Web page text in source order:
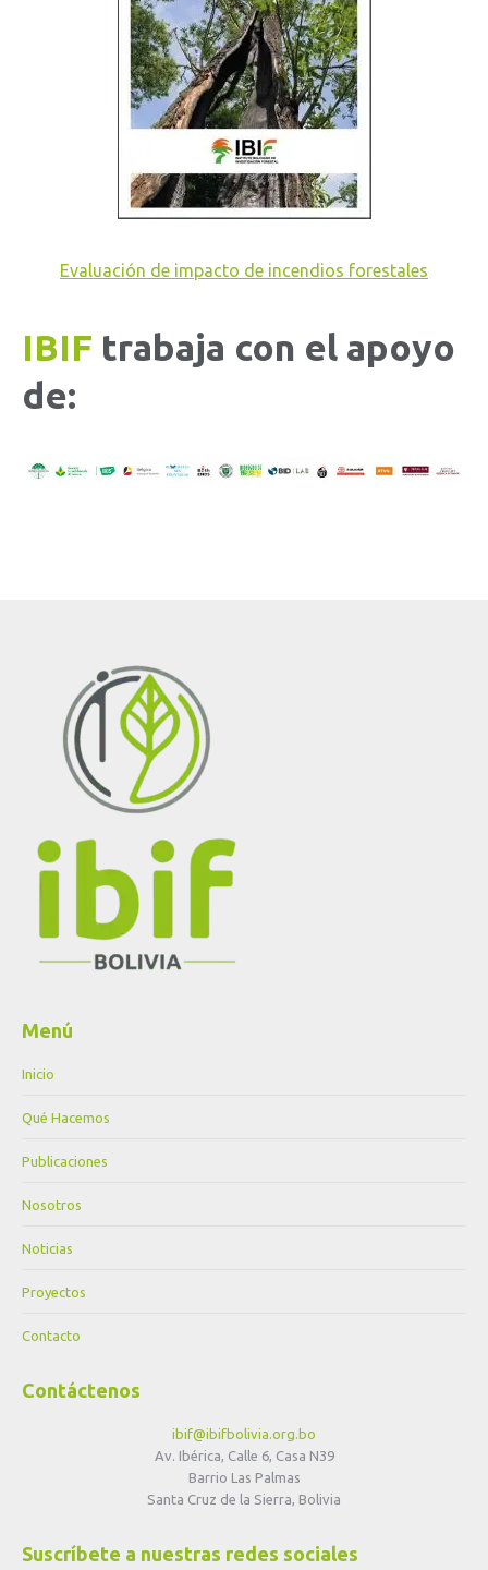
Evaluación de impacto de incendios forestales
IBIF trabaja con el apoyo
de:
Menú
Inicio
Qué Hacemos
Publicaciones
Nosotros
Noticias
Proyectos
Contacto
Contáctenos
ibif@ibifbolivia.org.bo
Av. Ibérica, Calle 6, Casa N39
Barrio Las Palmas
Santa Cruz de la Sierra, Bolivia
Suscríbete a nuestras redes sociales